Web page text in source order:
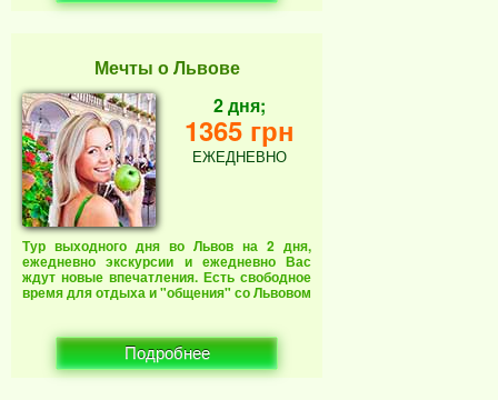
Мечты о Львове
2 дня;
1365 грн
ЕЖЕДНЕВНО
Тур выходного дня во Львов на 2 дня,
ежедневно экскурсии и ежедневно Вас
ждут новые впечатления. Есть свободное
время для отдыха и "общения" со Львовом
Подробнее